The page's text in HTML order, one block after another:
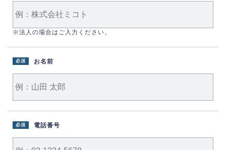
※法人の場合はご入力ください。
お名前
必須
電話番号
必須